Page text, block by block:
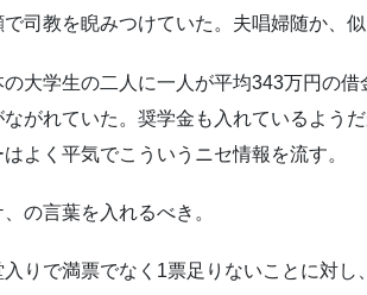
司教を睨みつけていた。夫唱婦随か、似
大学生の二人に一人が平均343万円の
がれていた。奨学金も入れているよう
よく平気でこういうニセ情報を流す。
の言葉を入れるべき。
りで満票でなく1票足りないことに対し